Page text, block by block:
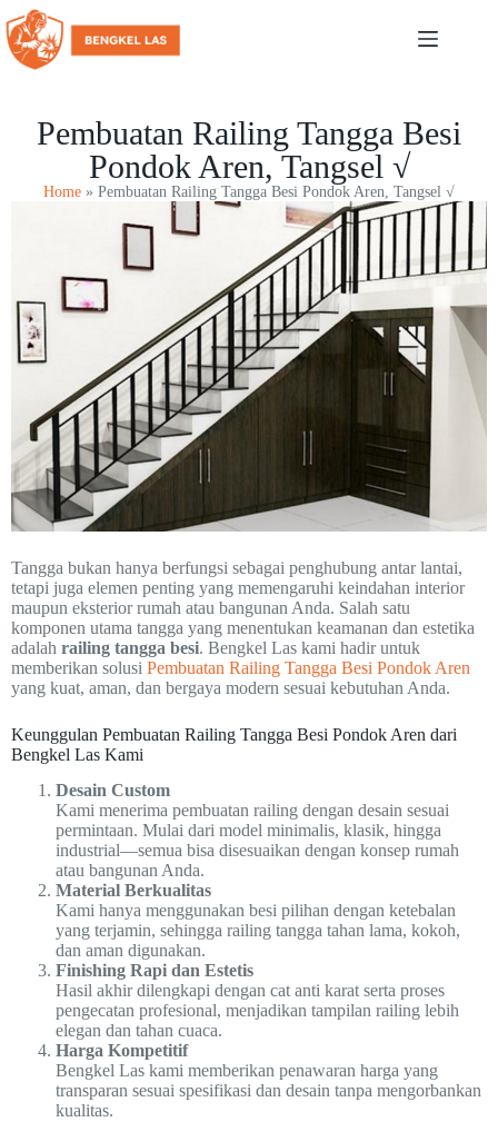
Pembuatan Railing Tangga Besi
Pondok Aren, Tangsel √
Home » Pembuatan Railing Tangga Besi Pondok Aren, Tangsel √
Tangga bukan hanya berfungsi sebagai penghubung antar lantai,
tetapi juga elemen penting yang memengaruhi keindahan interior
maupun eksterior rumah atau bangunan Anda. Salah satu
komponen utama tangga yang menentukan keamanan dan estetika
adalah railing tangga besi. Bengkel Las kami hadir untuk
memberikan solusi Pembuatan Railing Tangga Besi Pondok Aren
yang kuat, aman, dan bergaya modern sesuai kebutuhan Anda.
Keunggulan Pembuatan Railing Tangga Besi Pondok Aren dari
Bengkel Las Kami
Desain Custom
Kami menerima pembuatan railing dengan desain sesuai
permintaan. Mulai dari model minimalis, klasik, hingga
industrial—semua bisa disesuaikan dengan konsep rumah
atau bangunan Anda.
Material Berkualitas
Kami hanya menggunakan besi pilihan dengan ketebalan
yang terjamin, sehingga railing tangga tahan lama, kokoh,
dan aman digunakan.
Finishing Rapi dan Estetis
Hasil akhir dilengkapi dengan cat anti karat serta proses
pengecatan profesional, menjadikan tampilan railing lebih
elegan dan tahan cuaca.
Harga Kompetitif
Bengkel Las kami memberikan penawaran harga yang
transparan sesuai spesifikasi dan desain tanpa mengorbankan
kualitas.